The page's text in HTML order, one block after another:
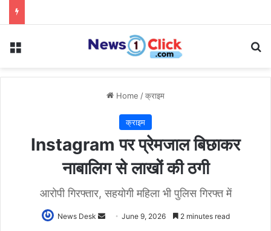
Menu
Home /क्राइम
क्राइम
Instagram पर प्रेमजाल बिछाकर
नाबालिग से लाखों की ठगी
आरोपी गिरफ्तार, सहयोगी महिला भी पुलिस गिरफ्त में
News Desk
SendJune 9, 2026 2 minutes read